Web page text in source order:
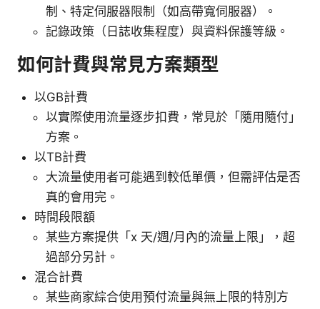
制、特定伺服器限制（如高帶寬伺服器）。
記錄政策（日誌收集程度）與資料保護等級。
如何計費與常見方案類型
以GB計費
以實際使用流量逐步扣費，常見於「隨用隨付」
方案。
以TB計費
大流量使用者可能遇到較低單價，但需評估是否
真的會用完。
時間段限額
某些方案提供「x 天/週/月內的流量上限」，超
過部分另計。
混合計費
某些商家綜合使用預付流量與無上限的特別方